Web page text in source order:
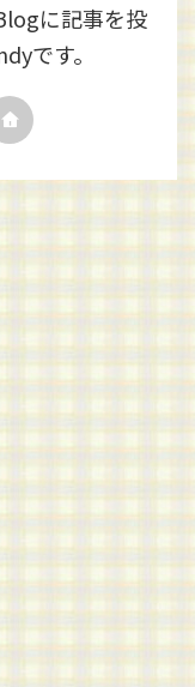
に記事を投
です。